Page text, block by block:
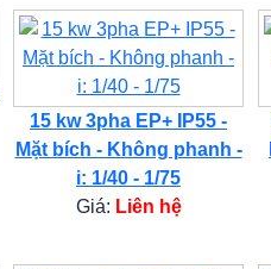
15 kw 3pha EP+ IP55 -
Mặt bích - Không phanh -
i: 1/40 - 1/75
Giá: Liên hệ